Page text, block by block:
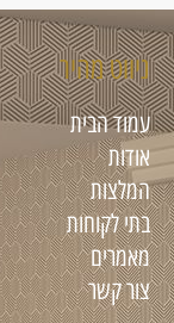
ניווט מהיר
עמוד הבית
אודות
המלצות
בתי לקוחות
מאמרים
צור קשר